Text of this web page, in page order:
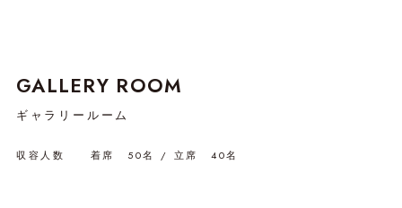
GALLERY ROOM
ギャラリールーム
収容人数 着席 50名 / 立席 40名